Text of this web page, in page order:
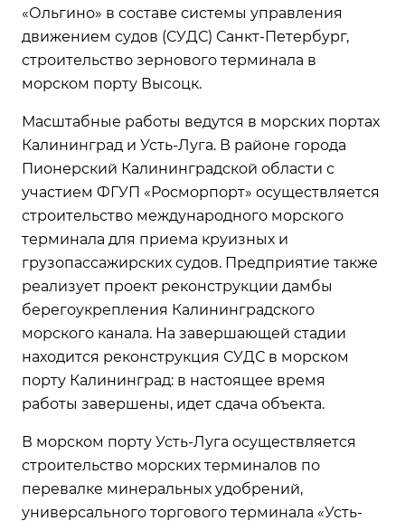
«Ольгино» в составе системы управления
движением судов (СУДС) Санкт-Петербург,
строительство зернового терминала в
морском порту Высоцк.
Масштабные работы ведутся в морских портах
Калининград и Усть-Луга. В районе города
Пионерский Калининградской области с
участием ФГУП «Росморпорт» осуществляется
строительство международного морского
терминала для приема круизных и
грузопассажирских судов. Предприятие также
реализует проект реконструкции дамбы
берегоукрепления Калининградского
морского канала. На завершающей стадии
находится реконструкция СУДС в морском
порту Калининград: в настоящее время
работы завершены, идет сдача объекта.
В морском порту Усть-Луга осуществляется
строительство морских терминалов по
перевалке минеральных удобрений,
универсального торгового терминала «Усть-